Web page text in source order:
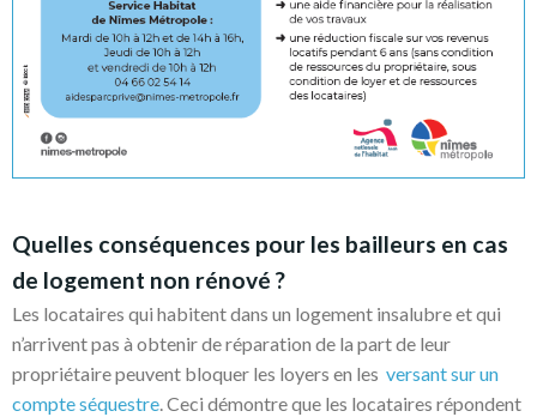
Quelles conséquences pour les bailleurs en cas
de logement non rénové ?
Les locataires qui habitent dans un logement insalubre et qui
n’arrivent pas à obtenir de réparation de la part de leur
propriétaire peuvent bloquer les loyers en les versant sur un
compte séquestre. Ceci démontre que les locataires répondent